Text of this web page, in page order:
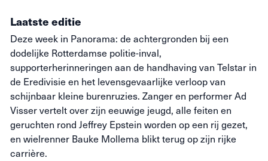
Laatste editie
Deze week in Panorama: de achtergronden bij een
dodelijke Rotterdamse politie-inval,
supporterherinneringen aan de handhaving van Telstar in
de Eredivisie en het levensgevaarlijke verloop van
schijnbaar kleine burenruzies. Zanger en performer Ad
Visser vertelt over zijn eeuwige jeugd, alle feiten en
geruchten rond Jeffrey Epstein worden op een rij gezet,
en wielrenner Bauke Mollema blikt terug op zijn rijke
carrière.